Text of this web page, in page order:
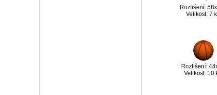
Rozlišení:
Velikost: 7
Rozlišení:
Velikost: 10